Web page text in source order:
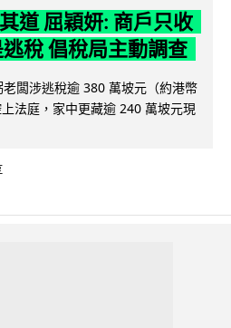
道 屈穎妍: 商戶只收
稅 倡稅局主動調查
闆涉逃稅逾 380 萬坡元（約港幣
法庭，家中更藏逾 240 萬坡元現